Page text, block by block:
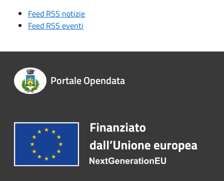
Feed RSS notizie
Feed RSS eventi
Portale Opendata